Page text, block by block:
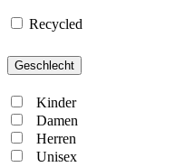
Recycled
Geschlecht
Kinder
Damen
Herren
Unisex